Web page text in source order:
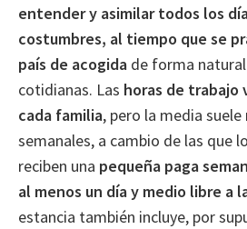
entender y asimilar todos los
costumbres, al tiempo que se
país de acogida de forma
cotidianas. Las horas de trabajo
cada familia, pero la media
semanales, a cambio de las que
reciben una pequeña paga
al menos un día y medio libre a
estancia también incluye, por